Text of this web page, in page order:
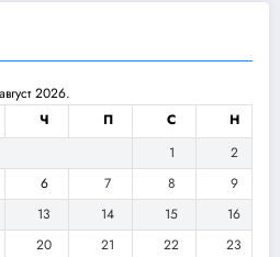
август 2026.
Ч П С
Н
1
2
6 7 8
9
13 14 15
16
20 21 22
23